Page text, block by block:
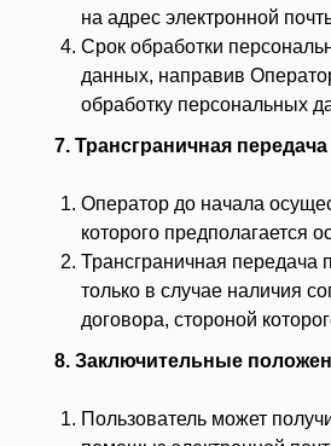
на адрес электронной
Срок обработки
данных, направив
обработку персональных
7. Трансграничная
Оператор до начала
которого предполагается
Трансграничная передача
только в случае наличия
договора, стороной
8. Заключительные
Пользователь может